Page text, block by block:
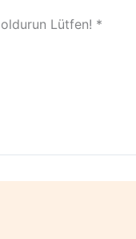
Lütfen! *